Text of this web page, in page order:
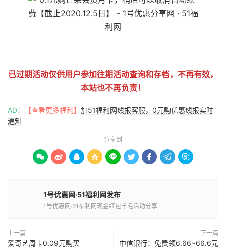
已过期活动仅供用户参加往期活动查询和存档，不再有效，
本站也不再负责！
AD： 【查看更多福利】 加51福利网线报客服，0元购优惠线报实时
通知
分享到
        
1号优惠网·51福利网发布
1号优惠网·51福利网现金红包羊毛活动分享
上一篇
爱奇艺周卡0.09元购买
下一篇
中信银行：免费领6.66~66.6元